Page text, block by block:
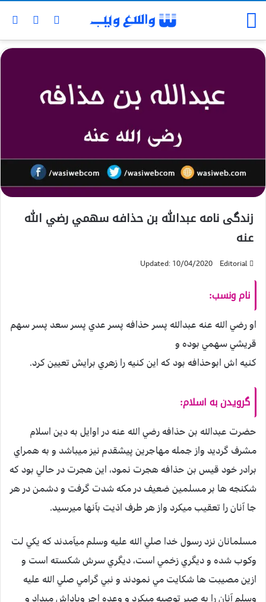
زندگی نامه عبدالله بن حذافه سهمي رضي الله
عنه
Editorial
Updated: 10/04/2020
نام ونسب:
او رضي الله عنه عبدالله پسر حذافه پسر عدي پسر سعد پسر سهم
قريشي سهمي بوده و
كنيه اش ابوحذافه بود كه اين كنيه را زهري برايش تعيين كرد.
گرویدن به اسلام:
حضرت عبدالله بن حذافه رضي الله عنه در اوایل به دين اسلام
مشرف گرديد واز جمله مهاجرين پيشقدم نيز ميباشد و به همراي
برادر خود قيس بن حذافه هجرت نمود، اين هجرت در حالي بود كه
شكنجه ها بر مسلمين ضعيف در مكه شدت گرفت و دشمن در هر
جا آنان را تعقيب ميكرد واز هر طرف اذيت بآنها ميرسيد.
مسلمانان نزد رسول خدا صلي الله عليه وسلم ميآمدند كه يكي لت
وكوب شده و ديگري زخمي است، ديگري سرش شكسته است و
ازين مصيبت ها شكايت مي نمودند و نبي گرامي صلي الله عليه
وسلم آنان را به صبر توصيه ميكرد و وعده اجر وپاداش ميداد و